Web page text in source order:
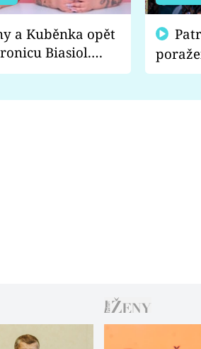
a Kuběnka opět
Biasiol.
nich falešná a